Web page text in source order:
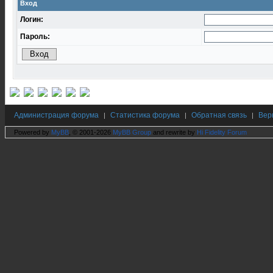
Вход
Логин:
Пароль:
Администрация форума | Статистика форума | Обратная связь |
Powered by MyBB , © 2001-2026 MyBB Group and rewrite by Hi Fidelity Forum